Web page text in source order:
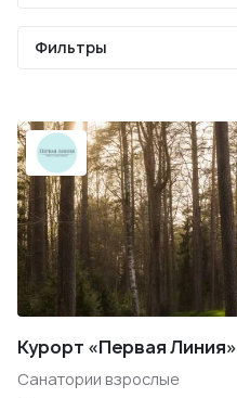
Фильтры
Курорт «Первая Линия»
Санатории взрослые